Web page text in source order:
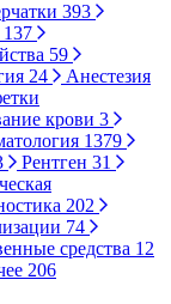
393
137
59
24
Анестезия
крови 3
1379
Рентген 31
202
74
средства 12
206